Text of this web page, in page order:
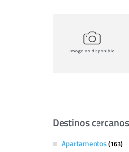
Destinos
Apartamentos(163)